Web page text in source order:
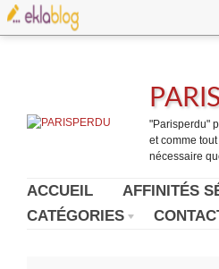
"Parisperdu"
et comme
nécessaire
ACCUEIL AFFINITÉS
CATÉGORIES